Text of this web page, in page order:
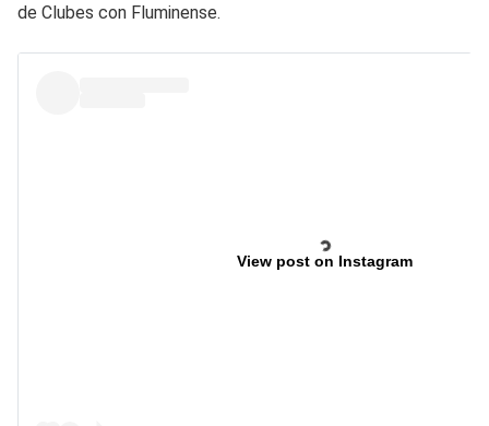
de Clubes con Fluminense.
View post on Instagram